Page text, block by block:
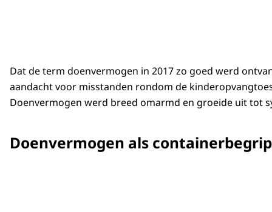
Dat de term doenvermogen in 2017 zo goed werd
aandacht voor misstanden rondom de
Doenvermogen werd breed omarmd en groeide uit tot
Doenvermogen als containerbegrip